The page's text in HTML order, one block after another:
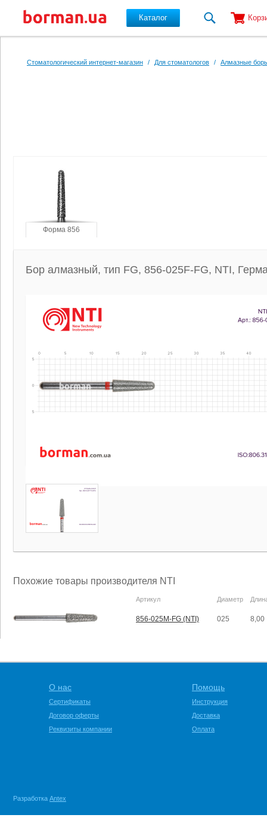
Каталог
Стоматологический интернет-магазин / Для стоматологов / Алмазные
Форма 856
Бор алмазный, тип FG, 856-025F-FG, NTI,
Похожие товары производителя NTI
Артикул Диаметр
856-025M-FG (NTI) 025 8,00
О нас
Сертификаты
Договор оферты
Реквизиты компании
Помощь
Инструкция
Доставка
Оплата
Разработка Antex